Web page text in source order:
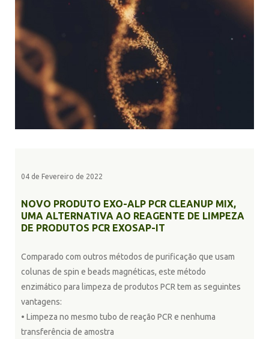
04 de Fevereiro de 2022
NOVO PRODUTO EXO-ALP PCR CLEANUP MIX,
UMA ALTERNATIVA AO REAGENTE DE LIMPEZA
DE PRODUTOS PCR EXOSAP-IT
Comparado com outros métodos de purificação que usam
colunas de spin e beads magnéticas, este método
enzimático para limpeza de produtos PCR tem as seguintes
vantagens:
• Limpeza no mesmo tubo de reação PCR e nenhuma
transferência de amostra